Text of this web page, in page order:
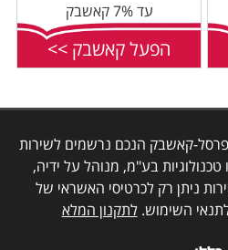
עד 7% קאשבק
הפעל קאשבק >>
קאשבק הנכם נרשמים לשירות
בע"מ, מנוהל על ידיה,
ניתן רק לכרטיסי האשראי של
השימוש.לתקנון המלא